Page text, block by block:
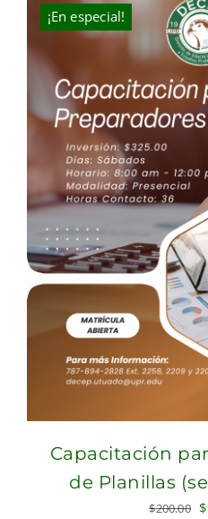
¡En especial!
Capacitación
de Planillas
$200.00 $